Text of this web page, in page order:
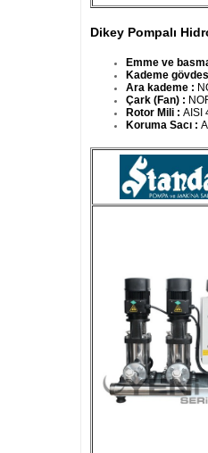
Dikey Pompalı
Emme ve
Kademe
Ara kademe :
Çark (Fan) :
Rotor Mili : AISI
Koruma Sacı :